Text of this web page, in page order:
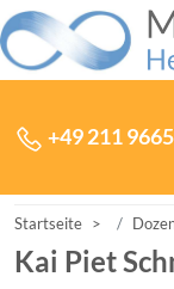
Zum Inhalt der
+49 211
Startseite
Kai Piet